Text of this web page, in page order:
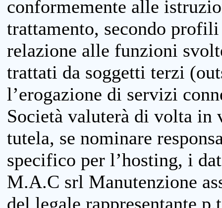
conformemente alle
trattamento, secondo
relazione alle funzioni
trattati da soggetti terzi
l’erogazione di servizi
Società valuterà di volta in
tutela, se nominare
specifico per l’hosting, i
M.A.C srl Manutenzione
del legale rappresentante